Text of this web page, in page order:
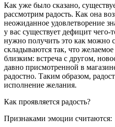
Как уже было сказано,
рассмотрим радость. Как она
неожиданное удовлетворение
у вас существует дефицит
нужно получить это как можно
складываются так, что
близким: встреча с другом,
давно присмотренной в
радостно. Таким образом,
исполнение желания.
Как проявляется радость?
Признаками эмоции считаются: